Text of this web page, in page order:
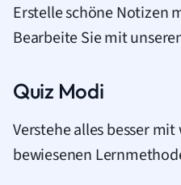
Erstelle schöne Notizen
Bearbeite Sie mit
Quiz Modi
Verstehe alles besser
bewiesenen